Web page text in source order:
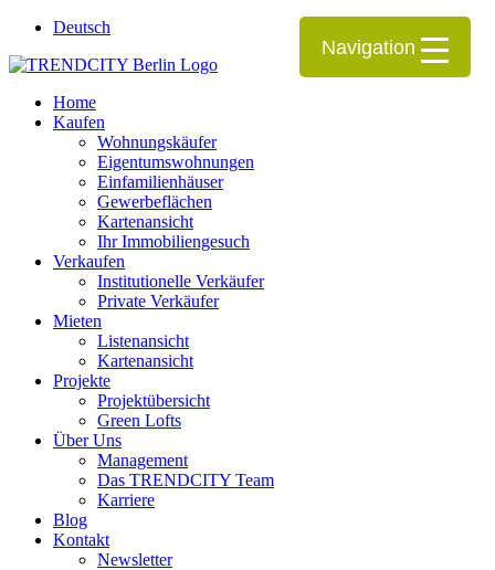
Deutsch
Home
Kaufen
Wohnungskäufer
Eigentumswohnungen
Einfamilienhäuser
Gewerbeflächen
Kartenansicht
Ihr Immobiliengesuch
Verkaufen
Institutionelle Verkäufer
Private Verkäufer
Mieten
Listenansicht
Kartenansicht
Projekte
Projektübersicht
Green Lofts
Über Uns
Management
Das TRENDCITY Team
Karriere
Blog
Kontakt
Newsletter
Navigation